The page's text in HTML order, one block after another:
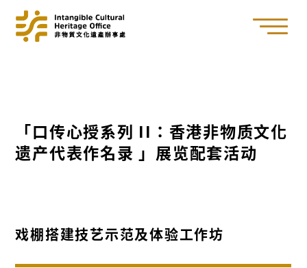
「口传心授系列 II：香港非物质文化
遗产代表作名录 」展览配套活动
戏棚搭建技艺示范及体验工作坊